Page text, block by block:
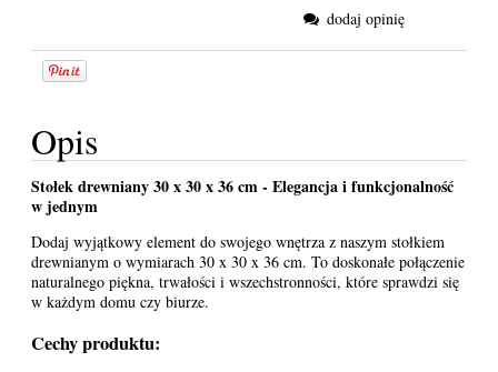
dodaj opinię
Opis
Stołek drewniany 30 x 30 x 36 cm - Elegancja i funkcjonalność
w jednym
Dodaj wyjątkowy element do swojego wnętrza z naszym stołkiem
drewnianym o wymiarach 30 x 30 x 36 cm. To doskonałe połączenie
naturalnego piękna, trwałości i wszechstronności, które sprawdzi się
w każdym domu czy biurze.
Cechy produktu: